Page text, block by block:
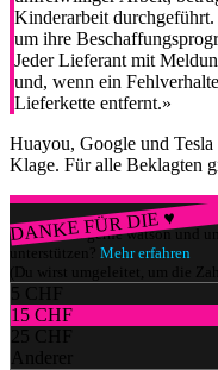
Kinderarbeit
um ihre
Jeder Lieferant mit
und, wenn ein
Lieferkette entfernt.»
Huayou, Google und
Klage. Für alle Beklagten
DANKE FÜR DIE ♥
Würdest du gerne watson und
unterstützen? Mehr erfahren
(Du wirst umgeleitet, um die
5 CHF
15 CHF
25 CHF
Anderer